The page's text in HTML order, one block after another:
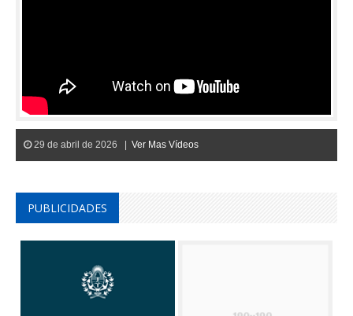
29 de abril de 2026 | Ver Mas Vídeos
PUBLICIDADES